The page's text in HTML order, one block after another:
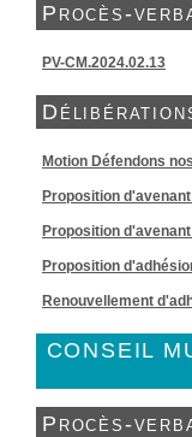
Procès-
PV-CM.2024.02.13
Motion Défendons
Proposition
Proposition
Proposition
Renouvellement
CONSEIL
Procès-